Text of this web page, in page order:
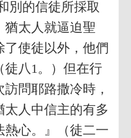
別的信徒所採取
猶太人就逼迫聖
了使徒以外，他們
徒八1。）但在行
問耶路撒冷時，
太人中信主的有多
熱心。』（徒二一